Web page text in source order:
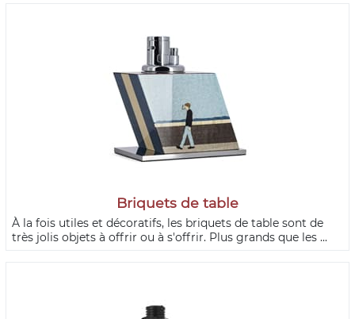
Briquets de table
À la fois utiles et décoratifs, les briquets de table sont de
très jolis objets à offrir ou à s'offrir. Plus grands que les ...